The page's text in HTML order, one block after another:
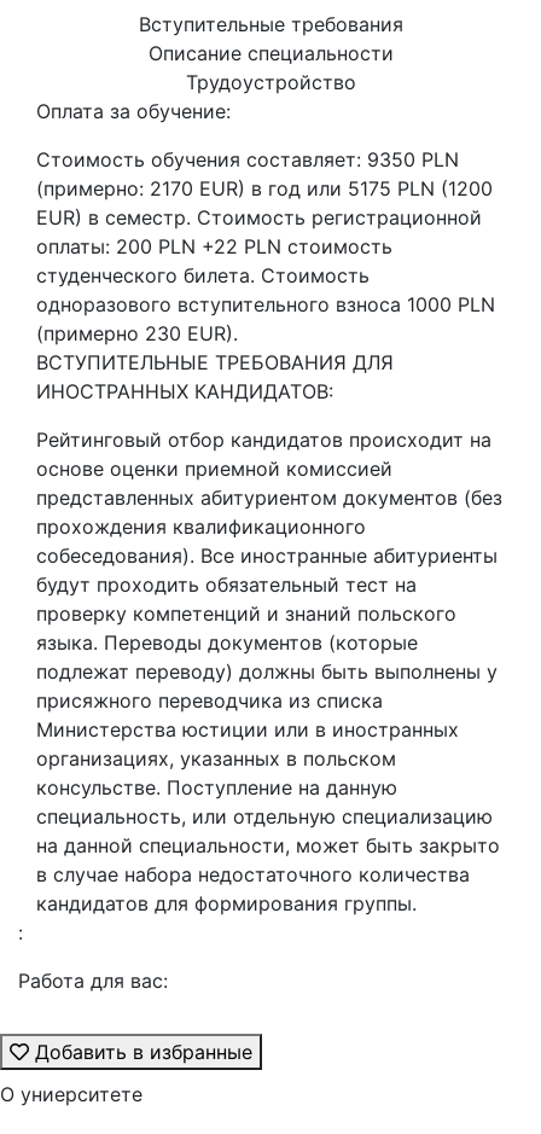
Вступительные требования
Описание специальности
Трудоустройство
Оплата за обучение:
Стоимость обучения составляет: 9350 PLN
(примерно: 2170 EUR) в год или 5175 PLN (1200
EUR) в семестр. Стоимость регистрационной
оплаты: 200 PLN +22 PLN стоимость
студенческого билета. Стоимость
одноразового вступительного взноса 1000 PLN
(примерно 230 EUR).
ВСТУПИТЕЛЬНЫЕ ТРЕБОВАНИЯ ДЛЯ
ИНОСТРАННЫХ КАНДИДАТОВ:
Рейтинговый отбор кандидатов происходит на
основе оценки приемной комиссией
представленных абитуриентом документов (без
прохождения квалификационного
собеседования). Все иностранные абитуриенты
будут проходить обязательный тест на
проверку компетенций и знаний польского
языка. Переводы документов (которые
подлежат переводу) должны быть выполнены у
присяжного переводчика из списка
Министерства юстиции или в иностранных
организациях, указанных в польском
консульстве. Поступление на данную
специальность, или отдельную специализацию
на данной специальности, может быть закрыто
в случае набора недостаточного количества
кандидатов для формирования группы.
:
Работа для вас:
Добавить в избранные
О униерситете